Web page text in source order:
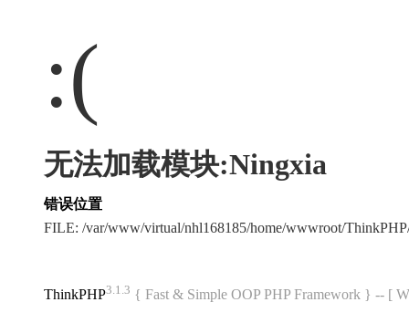
:(
无法加载模块:Ningxia
错误位置
FILE: /var/www/virtual/nhl168185/home/wwwroot/
ThinkPHP3.1.3 { Fast & Simple OOP PHP Framework } -- [